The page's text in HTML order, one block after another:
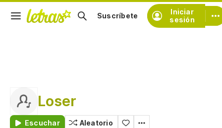
Iniciar
sesión
Suscríbete
Loser
Escuchar Aleatorio